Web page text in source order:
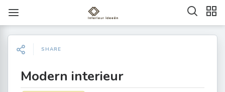
SHARE
Modern interieur